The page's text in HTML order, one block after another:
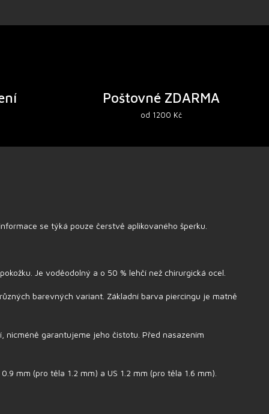
Poštovné ZDARMA
od 1200 Kč
se týká pouze čerstvě aplikovaného šperku.
Je voděodolný a o 50 % lehčí než chirurgická ocel.
barevných variant. Základní barva piercingu je matně
nicméně garantujeme jeho čistotu. Před nasazením
mm (pro těla 1.2 mm) a US 1.2 mm (pro těla 1.6 mm).